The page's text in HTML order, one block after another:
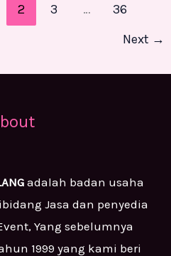
2 3 …
36
Next →
adalah badan usaha
Jasa dan penyedia
Yang sebelumnya
1999 yang kami beri